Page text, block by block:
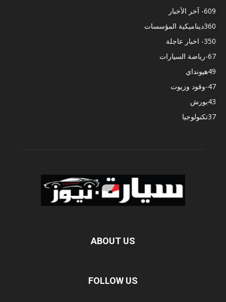
- آخر الأخبار609
ديناميكية المؤسسات360
- اخبار عاجلة350
-رياضة السيارات67
هيونداي49
-وقود وزيوت47
بورش43
تكنولوجيا37
ABOUT US
FOLLOW US